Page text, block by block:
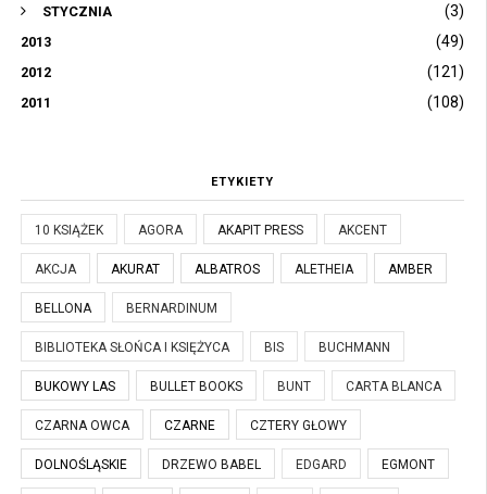
STYCZNIA (3)
2013 (49)
2012 (121)
2011 (108)
ETYKIETY
10 KSIĄŻEK AGORA AKAPIT PRESS AKCENT
AKCJA AKURAT ALBATROS ALETHEIA AMBER
BELLONA BERNARDINUM
BIBLIOTEKA SŁOŃCA I KSIĘŻYCA BIS BUCHMANN
BUKOWY LAS BULLET BOOKS BUNT CARTA BLANCA
CZARNA OWCA CZARNE CZTERY GŁOWY
DOLNOŚLĄSKIE DRZEWO BABEL EDGARD EGMONT